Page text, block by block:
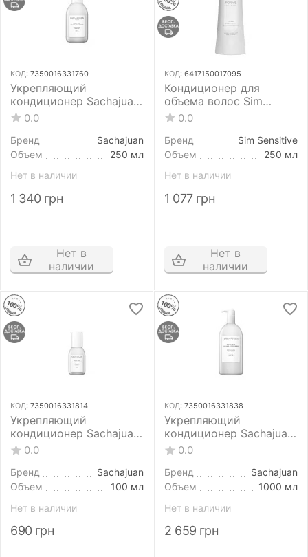
КОД: 7350016331760
Укрепляющий
кондиционер Sachajuan
Ocean Mist Volume
Conditioner 250 мл для
объема и плотности
волос
0.0
Бренд
Sachajuan
Объем
250 мл
Нет в наличии
1 340 грн
Нет в
наличии
КОД: 6417150017095
Кондиционер для
объема волос Sim
Sensitive Forme
Essentials Volume
Conditioner 250 мл
0.0
Бренд
Sim Sensitive
Объем
250 мл
Нет в наличии
1 077 грн
Нет в
наличии
КОД: 7350016331814
Укрепляющий
кондиционер Sachajuan
Ocean Mist Volume
Conditioner 100 мл для
объема и плотности
волос
0.0
Бренд
Sachajuan
Объем
100 мл
Нет в наличии
690 грн
КОД: 7350016331838
Укрепляющий
кондиционер Sachajuan
Ocean Mist Volume
Conditioner 1000 мл для
объема и плотности
волос
0.0
Бренд
Sachajuan
Объем
1000 мл
Нет в наличии
2 659 грн